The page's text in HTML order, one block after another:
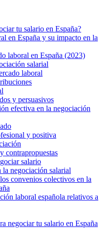
tu salario en España?
en España y su impacto en la
laboral en España (2023)
salarial
laboral
y persuasivos
efectiva en la negociación
y positiva
contrapropuestas
salario
la negociación salarial
convenios colectivos en la
laboral española relativos a
negociar tu salario en España